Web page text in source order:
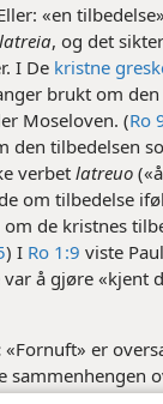
«en
latreia, og det
I De kristne
brukt om
Moseloven. (Ro
den tilbedelsen
verbet latreuo
om tilbedelse
om de kristnes
) I Ro 1:9 viste
å gjøre «kjent
«Fornuft» er
sammenhengen